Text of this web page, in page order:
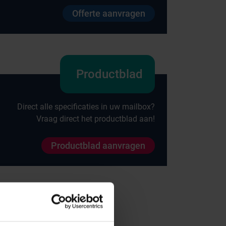
Offerte aanvragen
Productblad
Direct alle specificaties in uw mailbox?
Vraag direct het productblad aan!
Productblad aanvragen
Onze merken
Hammerlit
Metro